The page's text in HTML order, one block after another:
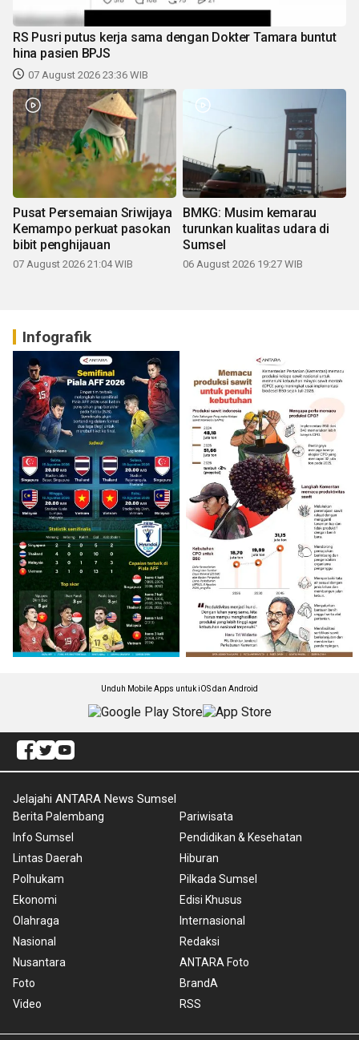
RS Pusri putus kerja sama dengan Dokter Tamara buntut
hina pasien BPJS
07 August 2026 23:36 WIB
Pusat Persemaian Sriwijaya
Kemampo perkuat pasokan
bibit penghijauan
07 August 2026 21:04 WIB
BMKG: Musim kemarau
turunkan kualitas udara di
Sumsel
06 August 2026 19:27 WIB
Infografik
Unduh Mobile Apps untuk iOS dan Android
Jelajahi ANTARA News Sumsel
Berita Palembang
Info Sumsel
Lintas Daerah
Polhukam
Ekonomi
Olahraga
Nasional
Nusantara
Foto
Video
Pariwisata
Pendidikan & Kesehatan
Hiburan
Pilkada Sumsel
Edisi Khusus
Internasional
Redaksi
ANTARA Foto
BrandA
RSS